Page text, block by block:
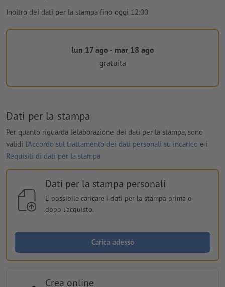
Inoltro dei dati per la stampa fino oggi 12:00
lun 17 ago - mar 18 ago
gratuita
Dati per la stampa
Per quanto riguarda l'elaborazione dei dati per la stampa, sono
validi l'Accordo sul trattamento dei dati personali su incarico e i
Requisiti di dati per la stampa
Dati per la stampa personali
È possibile caricare i dati per la stampa prima o
dopo l'acquisto.
Carica adesso
Crea online